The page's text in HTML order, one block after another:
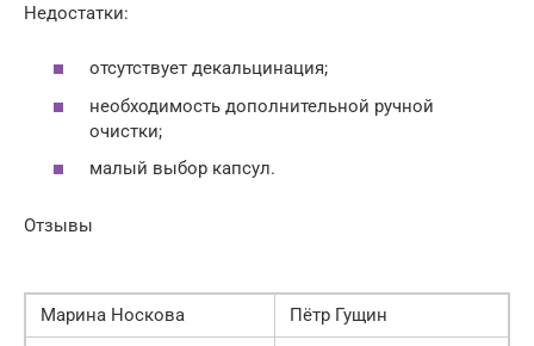
Недостатки:
отсутствует декальцинация;
необходимость дополнительной ручной
очистки;
малый выбор капсул.
Отзывы
Марина Носкова
Пётр Гущин